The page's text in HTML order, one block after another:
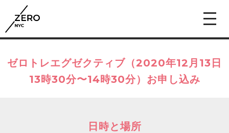
ゼロトレエグゼクティブ（2020年12月13日
13時30分〜14時30分）お申し込み
日時と場所